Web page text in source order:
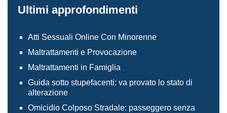
Ultimi approfondimenti
Atti Sessuali Online Con Minorenne
Maltrattamenti e Provocazione
Maltrattamenti in Famiglia
Guida sotto stupefacenti: va provato lo stato di
alterazione
Omicidio Colposo Stradale: passeggero senza